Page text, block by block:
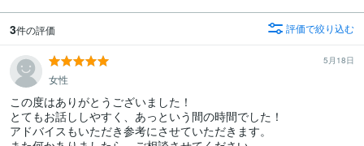
3件の評価 評価で絞り込む
5月18日
女性
この度はありがとうございました！
とてもお話ししやすく、あっという間の時間でした！
アドバイスもいただき参考にさせていただきます。